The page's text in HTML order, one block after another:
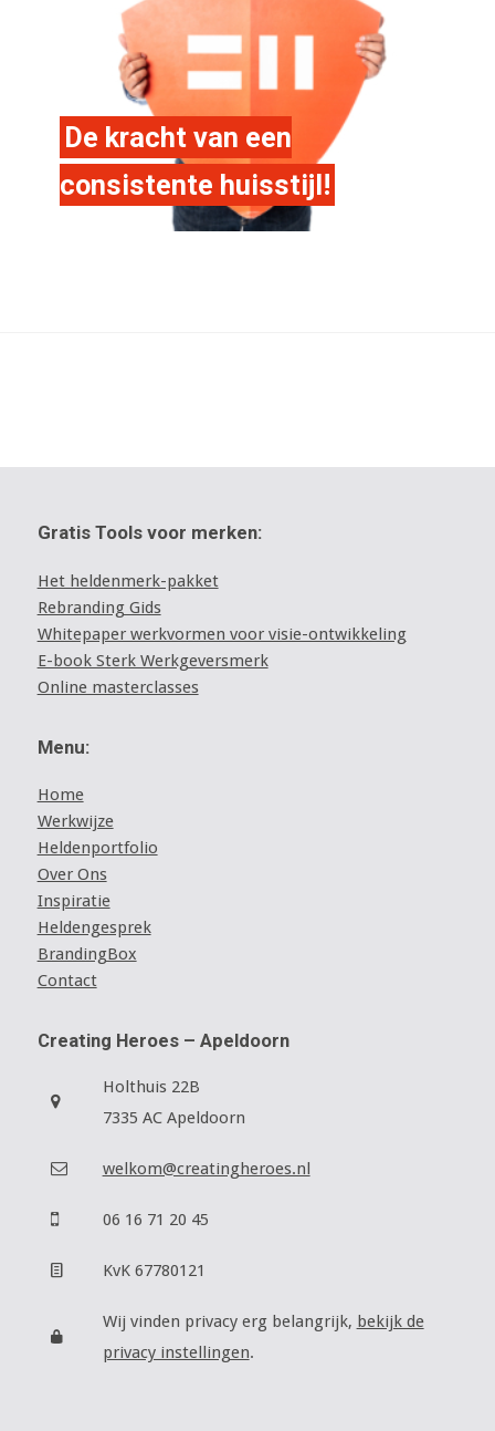
De kracht van een
consistente huisstijl!
Gratis Tools voor merken:
Het heldenmerk-pakket
Rebranding Gids
Whitepaper werkvormen voor visie-ontwikkeling
E-book Sterk Werkgeversmerk
Online masterclasses
Menu:
Home
Werkwijze
Heldenportfolio
Over Ons
Inspiratie
Heldengesprek
BrandingBox
Contact
Creating Heroes – Apeldoorn
Holthuis 22B
7335 AC Apeldoorn
welkom@creatingheroes.nl
06 16 71 20 45
KvK 67780121
Wij vinden privacy erg belangrijk, bekijk de
privacy instellingen.